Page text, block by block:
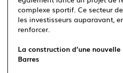
complexe sportif. Ce secteur
les investisseurs auparavant,
renforcer.
La construction d’une
Barres